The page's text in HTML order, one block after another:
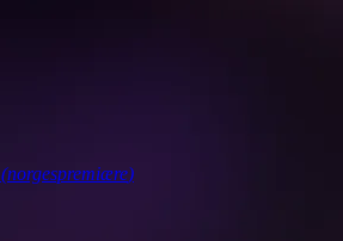
(norgespremiære)